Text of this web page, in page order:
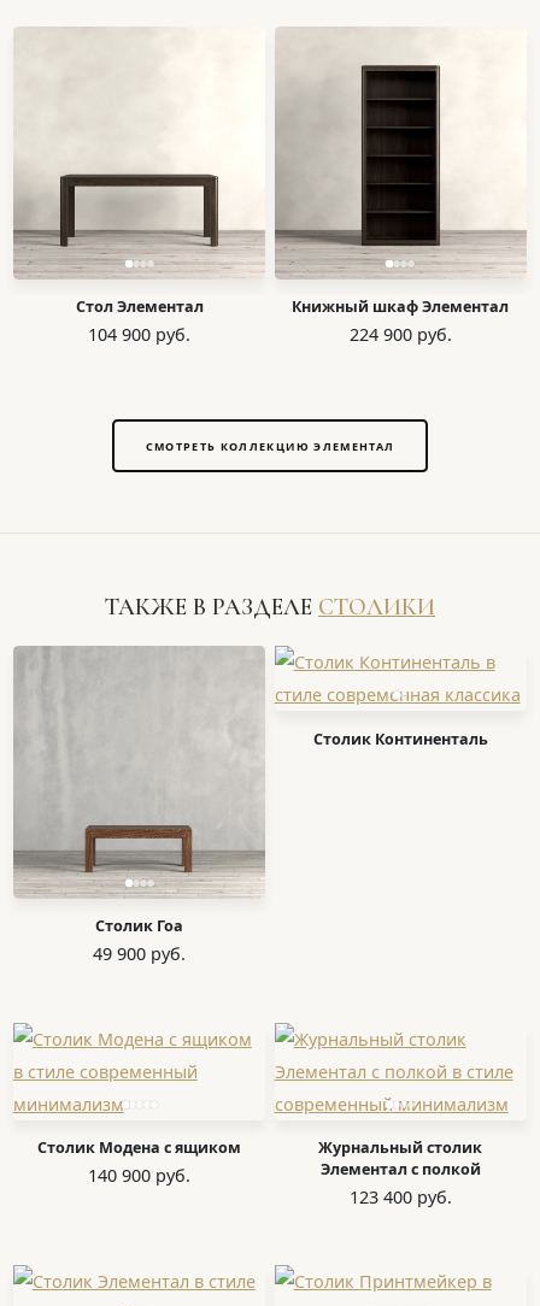
Стол Элементал
104 900 руб.
Книжный шкаф Элементал
224 900 руб.
СМОТРЕТЬ КОЛЛЕКЦИЮ ЭЛЕМЕНТАЛ
ТАКЖЕ В РАЗДЕЛЕ СТОЛИКИ
Столик Гоа
49 900 руб.
Столик Континенталь
Столик Модена с ящиком
140 900 руб.
Журнальный столик
Элементал с полкой
123 400 руб.